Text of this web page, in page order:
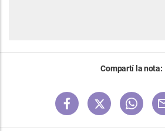
Compartí la nota: